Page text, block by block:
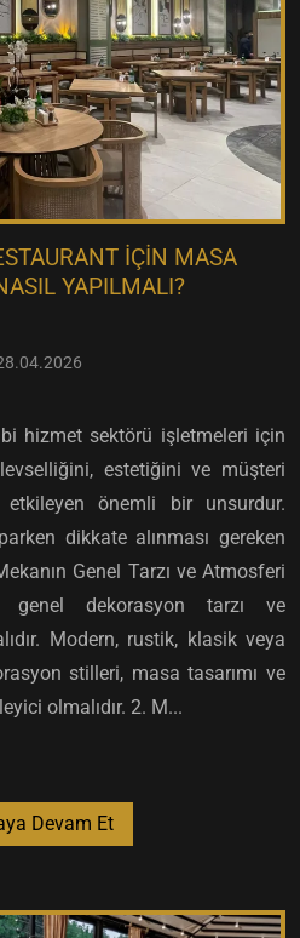
IÇIN MASA
YAPILMALI?
hizmet sektörü işletmeleri için
estetiğini ve müşteri
etkileyen önemli bir unsurdur.
dikkate alınması gereken
Genel Tarzı ve Atmosferi
genel dekorasyon tarzı ve
Modern, rustik, klasik veya
stilleri, masa tasarımı ve
olmalıdır. 2. M...
Devam Et